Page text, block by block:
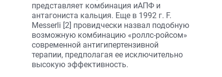
представляет комбинация иАПФ и
антагониста кальция. Еще в 1992 г. F.
Messerli [2] провидчески назвал подобную
возможную комбинацию «роллс-ройсом»
современной антигипертензивной
терапии, предполагая ее исключительно
высокую эффективность.